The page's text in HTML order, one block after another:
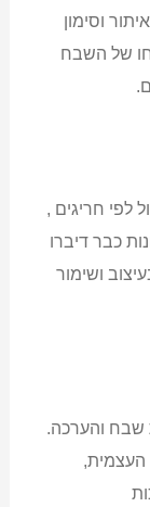
וסימון
של השבח
לפי חריגים ,
כבר דיברו
ושימור
שבח והערכה.
העצמית,